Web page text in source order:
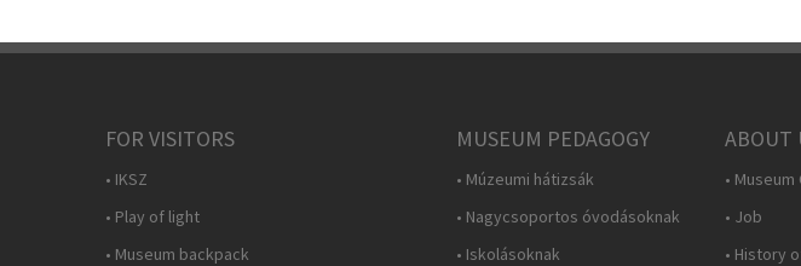
FOR VISITORS
• IKSZ
• Play of light
• Museum backpack
MUSEUM PEDAGOGY
• Múzeumi hátizsák
• Nagycsoportos óvodásoknak
• Iskolásoknak
ABOUT
•
• Job
• History